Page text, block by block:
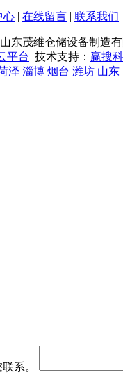
心 | 在线留言 | 联系我们
东茂维仓储设备制造
平台 技术支持： 赢搜
泽 淄博 烟台 潍坊 山东
系。